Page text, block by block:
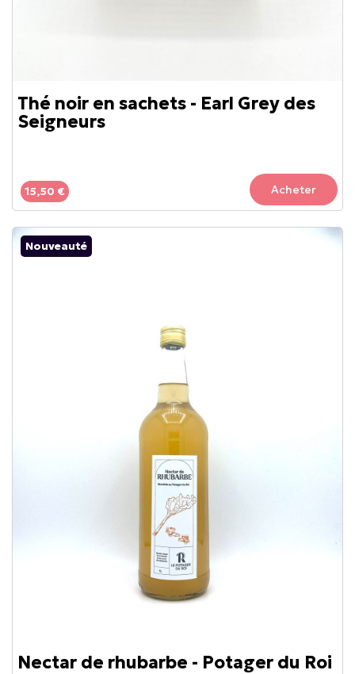
Thé noir en sachets - Earl Grey des
Seigneurs
15,50 € Acheter
Nouveauté
Nectar de rhubarbe - Potager du Roi